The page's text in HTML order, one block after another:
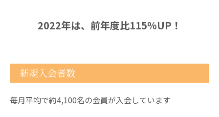
2022年は、前年度比115%UP！
新規入会者数
毎月平均で約4,100名の会員が入会しています